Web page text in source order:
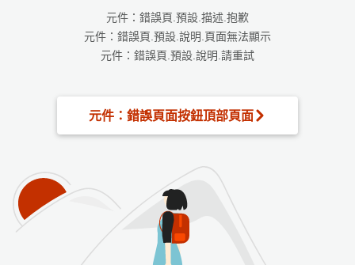
元件：錯誤頁.預設.描述.抱歉
元件：錯誤頁.預設.說明.頁面無法顯示
元件：錯誤頁.預設.說明.請重試
元件：錯誤頁面按鈕頂部頁面